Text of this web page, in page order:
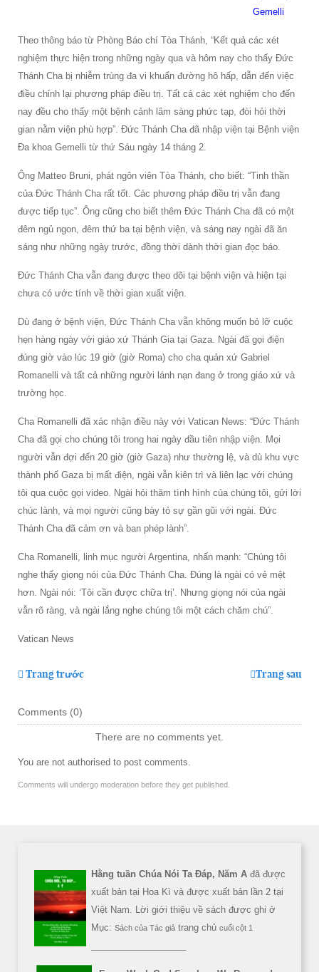
Gemelli
Theo thông báo từ Phòng Báo chí Tòa Thánh, “Kết quả các xét
nghiệm thực hiện trong những ngày qua và hôm nay cho thấy Đức
Thánh Cha bị nhiễm trùng đa vi khuẩn đường hô hấp, dẫn đến việc
điều chỉnh lại phương pháp điều trị. Tất cả các xét nghiệm cho đến
nay đều cho thấy một bệnh cảnh lâm sàng phức tạp, đòi hỏi thời
gian nằm viện phù hợp”. Đức Thánh Cha đã nhập viện tại Bệnh viện
Đa khoa Gemelli từ thứ Sáu ngày 14 tháng 2.
Ông Matteo Bruni, phát ngôn viên Tòa Thánh, cho biết: “Tinh thần
của Đức Thánh Cha rất tốt. Các phương pháp điều trị vẫn đang
được tiếp tục”. Ông cũng cho biết thêm Đức Thánh Cha đã có một
đêm ngủ ngon, đêm thứ ba tại bệnh viện, và sáng nay ngài đã ăn
sáng như những ngày trước, đồng thời dành thời gian đọc báo.
Đức Thánh Cha vẫn đang được theo dõi tại bệnh viện và hiện tại
chưa có ước tính về thời gian xuất viện.
Dù đang ở bệnh viện, Đức Thánh Cha vẫn không muốn bỏ lỡ cuộc
hẹn hàng ngày với giáo xứ Thánh Gia tại Gaza. Ngài đã gọi điện
đúng giờ vào lúc 19 giờ (giờ Roma) cho cha quản xứ Gabriel
Romanelli và tất cả những người lánh nạn đang ở trong giáo xứ và
trường học.
Cha Romanelli đã xác nhận điều này với Vatican News: “Đức Thánh
Cha đã gọi cho chúng tôi trong hai ngày đầu tiên nhập viện. Mọi
người vẫn đợi đến 20 giờ (giờ Gaza) như thường lệ, và dù khu vực
thành phố Gaza bị mất điện, ngài vẫn kiên trì và liên lạc với chúng
tôi qua cuộc gọi video. Ngài hỏi thăm tình hình của chúng tôi, gửi lời
chúc lành, và mọi người cũng bày tỏ sự gần gũi với ngài. Đức
Thánh Cha đã cảm ơn và ban phép lành”.
Cha Romanelli, linh mục người Argentina, nhấn mạnh: “Chúng tôi
nghe thấy giọng nói của Đức Thánh Cha. Đúng là ngài có vẻ mệt
hơn. Ngài nói: ‘Tôi cần được chữa trị’. Nhưng giọng nói của ngài
vẫn rõ ràng, và ngài lắng nghe chúng tôi một cách chăm chú”.
Vatican News
Trang trước Trang sau
Comments (0)
There are no comments yet.
You are not authorised to post comments.
Comments will undergo moderation before they get published.
Hằng tuần Chúa Nói Ta Đáp, Năm A đã được
xuất bản tại Hoa Kì và được xuất bản lần 2 tại
Việt Nam. Lời giới thiệu về sách được ghi ở
Mục: Sách của Tác giả trang chủ cuối cột 1